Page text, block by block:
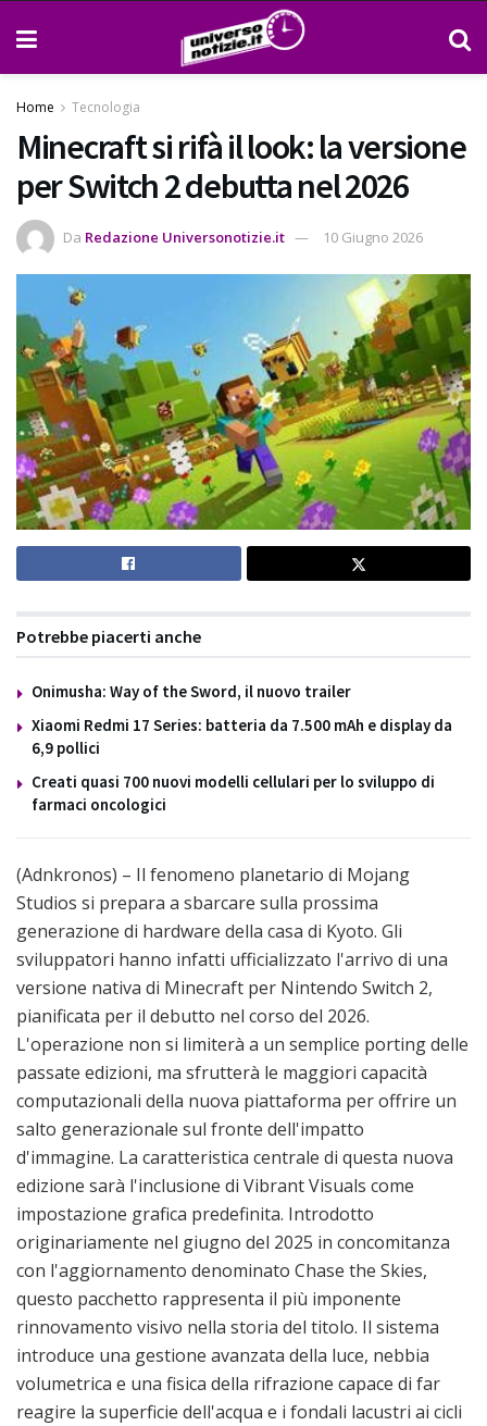
Home Tecnologia
Minecraft si rifà il look: la versione
per Switch 2 debutta nel 2026
Da Redazione Universonotizie.it 10 Giugno 2026
Potrebbe piacerti anche
Onimusha: Way of the Sword, il nuovo trailer
Xiaomi Redmi 17 Series: batteria da 7.500 mAh e display da
6,9 pollici
Creati quasi 700 nuovi modelli cellulari per lo sviluppo di
farmaci oncologici
(Adnkronos) – Il fenomeno planetario di Mojang
Studios si prepara a sbarcare sulla prossima
generazione di hardware della casa di Kyoto. Gli
sviluppatori hanno infatti ufficializzato l'arrivo di una
versione nativa di Minecraft per Nintendo Switch 2,
pianificata per il debutto nel corso del 2026.
L'operazione non si limiterà a un semplice porting delle
passate edizioni, ma sfrutterà le maggiori capacità
computazionali della nuova piattaforma per offrire un
salto generazionale sul fronte dell'impatto
d'immagine. La caratteristica centrale di questa nuova
edizione sarà l'inclusione di Vibrant Visuals come
impostazione grafica predefinita. Introdotto
originariamente nel giugno del 2025 in concomitanza
con l'aggiornamento denominato Chase the Skies,
questo pacchetto rappresenta il più imponente
rinnovamento visivo nella storia del titolo. Il sistema
introduce una gestione avanzata della luce, nebbia
volumetrica e una fisica della rifrazione capace di far
reagire la superficie dell'acqua e i fondali lacustri ai cicli